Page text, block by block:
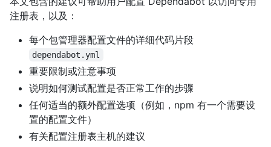
注册表，以及：
每个包管理器配置文件的详细代码片段
dependabot.yml
重要限制或注意事项
说明如何测试配置是否正常工作的步骤
任何适当的额外配置选项（例如，npm 有一个需要设
置的配置文件）
有关配置注册表主机的建议